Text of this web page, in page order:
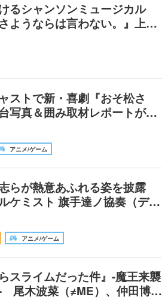
るシャンソンミュージカル
ようならは言わない。』上…
ストで新・喜劇『おそ松さ
写真＆囲み取材レポートが…
アニメ/ゲーム
らが熱意あふれる姿を披露
ケミスト 旗手達ノ協奏（デ…
アニメ/ゲーム
スライムだった件』-魔王来襲
尾木波菜（≠ME）、仲田博…